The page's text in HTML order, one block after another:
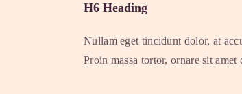
H6 Heading
Nullam eget tincidunt dolor, at
Proin massa tortor, ornare sit